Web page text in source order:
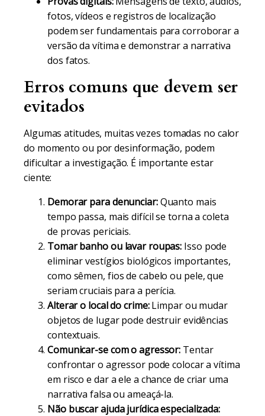
fotos, vídeos e registros de localização
podem ser fundamentais para corroborar a
versão da vítima e demonstrar a narrativa
dos fatos.
Erros comuns que devem ser
evitados
Algumas atitudes, muitas vezes tomadas no calor
do momento ou por desinformação, podem
dificultar a investigação. É importante estar
ciente:
Demorar para denunciar:Quanto mais
tempo passa, mais difícil se torna a coleta
de provas periciais.
Tomar banho ou lavar roupas: Isso pode
eliminar vestígios biológicos importantes,
como sêmen, fios de cabelo ou pele, que
seriam cruciais para a perícia.
Alterar o local do crime:Limpar ou mudar
objetos de lugar pode destruir evidências
contextuais.
Comunicar-se com o agressor: Tentar
confrontar o agressor pode colocar a vítima
em risco e dar a ele a chance de criar uma
narrativa falsa ou ameaçá-la.
Não buscar ajuda jurídica especializada: